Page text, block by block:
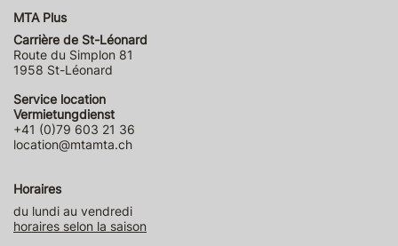
MTA Plus
Carrière de St-Léonard
Route du Simplon 81
1958 St-Léonard
Service location
Vermietungdienst
+41 (0)79 603 21 36
location@mtamta.ch
Horaires
du lundi au vendredi
horaires selon la saison